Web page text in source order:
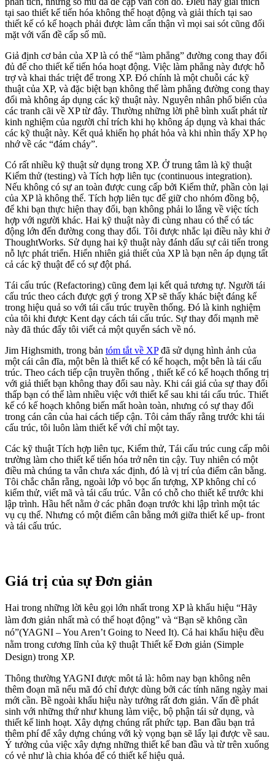
tại sao thiết kế tiến hóa không thể hoạt động và giải thích tại sao
thiết kế có kế hoạch phải được làm cẩn thận vì mọi sai sót cũng đối
mặt với vấn đề cấp số mũ.
Giả định cơ bản của XP là có thể “làm phẳng” đường cong thay đổi
đủ để cho thiết kế tiến hóa hoạt động. Việc làm phẳng này được hỗ
trợ và khai thác triệt để trong XP. Đó chính là một chuỗi các kỹ
thuật của XP, và đặc biệt bạn không thể làm phẳng đường cong thay
đổi mà không áp dụng các kỹ thuật này. Nguyên nhân phổ biến của
các tranh cãi về XP từ đây. Thường những lời phê bình xuất phát từ
kinh nghiệm của người chỉ trích khi họ không áp dụng và khai thác
các kỹ thuật này. Kết quả khiến họ phát hỏa và khi nhìn thấy XP họ
nhớ về các “đám cháy”.
Có rất nhiều kỹ thuật sử dụng trong XP. Ở trung tâm là kỹ thuật
Kiểm thử (testing) và Tích hợp liên tục (continuous integration).
Nếu không có sự an toàn được cung cấp bởi Kiểm thử, phần còn lại
của XP là không thể. Tích hợp liên tục để giữ cho nhóm đồng bộ,
để khi bạn thực hiện thay đổi, bạn không phải lo lắng về việc tích
hợp với người khác. Hai kỹ thuật này đi cùng nhau có thể có tác
động lớn đến đường cong thay đổi. Tôi được nhắc lại điều này khi ở
ThoughtWorks. Sử dụng hai kỹ thuật này đánh dấu sự cải tiến trong
nỗ lực phát triển. Hiển nhiên giả thiết của XP là bạn nên áp dụng tất
cả các kỹ thuật để có sự đột phá.
Tái cấu trúc (Refactoring) cũng đem lại kết quả tương tự. Người tái
cấu trúc theo cách được gợi ý trong XP sẽ thấy khác biệt đáng kể
trong hiệu quả so với tái cấu trúc truyền thống. Đó là kinh nghiệm
của tôi khi được Kent dạy cách tái cấu trúc. Sự thay đổi mạnh mẽ
này đã thúc đẩy tôi viết cả một quyển sách về nó.
Jim Highsmith, trong bản tóm tắt về XPđã sử dụng hình ảnh của
một cái cân đĩa, một bên là thiết kế có kế hoạch, một bên là tái cấu
trúc. Theo cách tiếp cận truyền thống , thiết kế có kế hoạch thống trị
với giả thiết bạn không thay đổi sau này. Khi cái giá của sự thay đổi
thấp bạn có thể làm nhiều việc với thiết kế sau khi tái cấu trúc. Thiết
kế có kế hoạch không biến mất hoàn toàn, nhưng có sự thay đổi
trong cán cân của hai cách tiếp cận. Tôi cảm thấy rằng trước khi tái
cấu trúc, tôi luôn làm thiết kế với chỉ một tay.
Các kỹ thuật Tích hợp liên tục, Kiểm thử, Tái cấu trúc cung cấp môi
trường làm cho thiết kế tiến hóa trở nên tin cậy. Tuy nhiên có một
điều mà chúng ta vẫn chưa xác định, đó là vị trí của điểm cân bằng.
Tôi chắc chắn rằng, ngoài lớp vỏ bọc ấn tượng, XP không chỉ có
kiểm thử, viết mã và tái cấu trúc. Vẫn có chỗ cho thiết kế trước khi
lập trình. Hầu hết nằm ở các phân đoạn trước khi lập trình một tác
vụ cụ thể. Nhưng có một điểm cân bằng mới giữa thiết kế up- front
và tái cấu trúc.
Giá trị của sự Đơn giản
Hai trong những lời kêu gọi lớn nhất trong XP là khẩu hiệu “Hãy
làm đơn giản nhất mà có thể hoạt động” và “Bạn sẽ không cần
nó”(YAGNI – You Aren’t Going to Need It). Cả hai khẩu hiệu đều
nằm trong cương lĩnh của kỹ thuật Thiết kế Đơn giản (Simple
Design) trong XP.
Thông thường YAGNI được môt tả là: hôm nay bạn không nên
thêm đoạn mã nếu mã đó chỉ được dùng bởi các tính năng ngày mai
mới cần. Bề ngoài khẩu hiệu này tưởng rất đơn giản. Vấn đề phát
sinh với những thứ như khung làm việc, bộ phận tái sử dụng, và
thiết kế linh hoạt. Xây dựng chúng rất phức tạp. Ban đầu bạn trả
thêm phí để xây dựng chúng với kỳ vọng bạn sẽ lấy lại được về sau.
Ý tưởng của việc xây dựng những thiết kế ban đầu và từ trên xuống
có vẻ như là chia khóa để có thiết kế hiệu quả.